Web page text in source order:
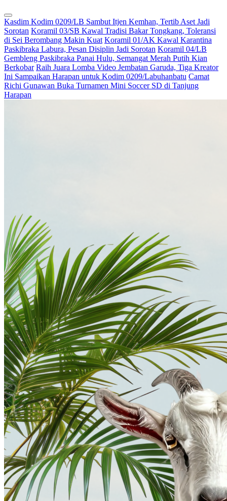
Kasdim Kodim 0209/LB Sambut Itjen Kemhan, Tertib Aset Jadi
Sorotan Koramil 03/SB Kawal Tradisi Bakar Tongkang, Toleransi
di Sei Berombang Makin Kuat Koramil 01/AK Kawal Karantina
Paskibraka Labura, Pesan Disiplin Jadi Sorotan Koramil 04/LB
Gembleng Paskibraka Panai Hulu, Semangat Merah Putih Kian
Berkobar Raih Juara Lomba Video Jembatan Garuda, Tiga Kreator
Ini Sampaikan Harapan untuk Kodim 0209/Labuhanbatu Camat
Richi Gunawan Buka Turnamen Mini Soccer SD di Tanjung
Harapan